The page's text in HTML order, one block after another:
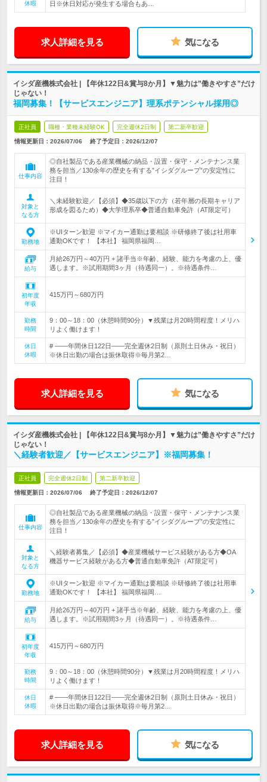
休暇
日※休日対応が発生する場合もあ…
求人詳細を見る 気になる
イシダ産機株式会社 | 【年休122日&賞与8か月】▼魅力は”働きやすさ”だけ
じゃない！
福岡募集！【サービスエンジニア】理系ポテンシャル採用◎
正社員 職種・業種未経験OK 完全週休2日制 第二新卒歓迎
情報更新日：2026/07/06 終了予定日： 2026/12/07
仕事内容
◎自社製品である産業機械の納品・設置・保守・メンテナンス業
務を担当／130余年の歴史を有する”イシダグループ”の安定性に
注目！
対象と
なる方
＼未経験歓迎／【必須】◆35歳以下の方（若年層の長期キャリア
形成を図るため）◆大学理系卒◆普通自動車免許（AT限定可）
勤務地
※UIターン歓迎 ※マイカー通勤は要相談 ※研修終了後は社用車
通勤OKです！ 【本社】 福岡県福岡…
給与
月給26万円～40万円 + 諸手当※年齢、経験、能力を考慮の上、優
遇します。※試用期間3ヶ月（待遇同一）。※待遇条件…
初年度
年収
415万円～680万円
勤務
時間
9：00～18：00（休憩時間90分）▼残業は月20時間程度！メリハ
リよく働けます！
休日
休暇
# ――年間休日122日――完全週休2日制（原則土日休み・祝日）
※休日出勤の場合は振休取得※毎月第2…
求人詳細を見る 気になる
イシダ産機株式会社 | 【年休122日&賞与8か月】▼魅力は”働きやすさ”だけ
じゃない！
＼経験者歓迎／【サービスエンジニア】※福岡募集！
正社員 完全週休2日制 第二新卒歓迎
情報更新日：2026/07/06 終了予定日： 2026/12/07
仕事内容
◎自社製品である産業機械の納品・設置・保守・メンテナンス業
務を担当／130余年の歴史を有する”イシダグループ”の安定性に
注目！
対象と
なる方
＼経験者募集／【必須】◆産業機械サービス経験がある方◆OA
機器サービス経験がある方◆普通自動車免許（AT限定可）
勤務地
※UIターン歓迎 ※マイカー通勤は要相談 ※研修終了後は社用車
通勤OKです！ 【本社】 福岡県福岡…
給与
月給26万円～40万円 + 諸手当※年齢、経験、能力を考慮の上、優
遇します。※試用期間3ヶ月（待遇同一）。※待遇条件…
初年度
年収
415万円～680万円
勤務
時間
9：00～18：00（休憩時間90分）▼残業は月20時間程度！メリハ
リよく働けます！
休日
休暇
# ――年間休日122日――完全週休2日制（原則土日休み・祝日）
※休日出勤の場合は振休取得※毎月第2…
求人詳細を見る 気になる